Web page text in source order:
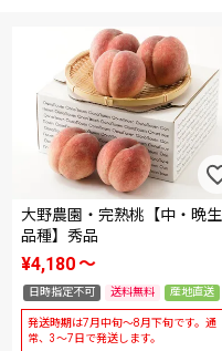
大野農園・完熟桃【中・晩生
品種】秀品
¥4,180〜
日時指定不可 送料無料 産地直送
発送時期は7月中旬～8月下旬です。通
常、3～7日で発送します。